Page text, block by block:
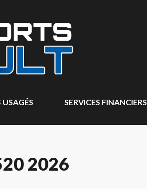
SERVICES FINANCIERS
2026